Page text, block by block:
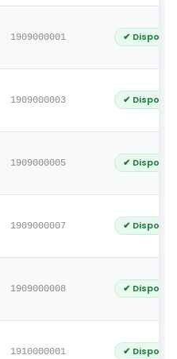
1909000001 ✔
1909000003 ✔
1909000005 ✔
1909000007 ✔
1909000008 ✔
1910000001 ✔